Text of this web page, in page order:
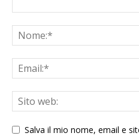
Salva il mio nome, email e